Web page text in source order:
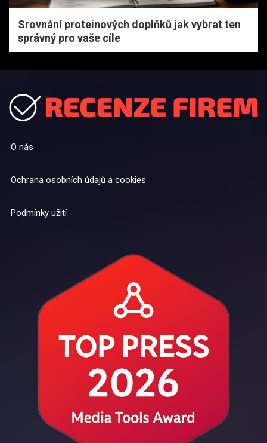
Srovnání proteinových doplňků jak vybrat ten
správný pro vaše cíle
O nás
Ochrana osobních údajů a cookies
Podmínky užití